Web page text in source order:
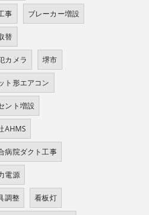
事 ブレーカー増設
替
カメラ 堺市
ト形エアコン
ント増設
AHMS
病院ダクト工事
電源
調整 看板灯